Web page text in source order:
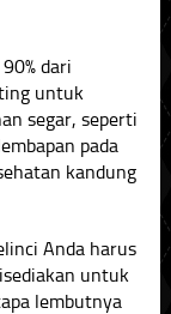
dari
untuk
segar, seperti
pada
kandung
Anda harus
untuk
lembutnya